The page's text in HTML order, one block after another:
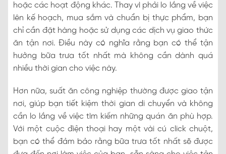
hoặc các hoạt động khác. Thay vì phải lo lắng về việc
lên kế hoạch, mua sắm và chuẩn bị thực phẩm, bạn
chỉ cần đặt hàng hoặc sử dụng các dịch vụ giao thức
ăn tận nơi. Điều này có nghĩa rằng bạn có thể tận
hưởng bữa trưa tốt nhất mà không cần dành quá
nhiều thời gian cho việc này.
Hơn nữa, suất ăn công nghiệp thường được giao tận
nơi, giúp bạn tiết kiệm thời gian di chuyển và không
cần lo lắng về việc tìm kiếm những quán ăn phù hợp.
Với một cuộc điện thoại hay một vài cú click chuột,
bạn có thể đảm bảo rằng bữa trưa tốt nhất sẽ được